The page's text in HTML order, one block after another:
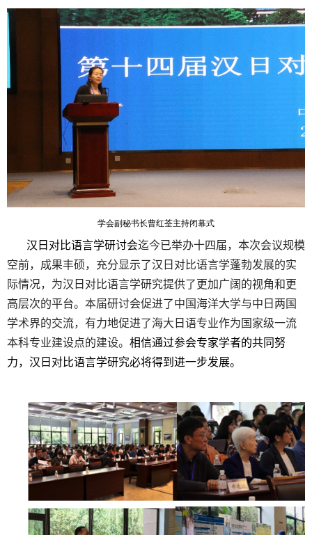
学会副秘书长曹红荃主持闭幕式
汉日对比语言学研讨会迄今已举办十四届，本次会议规模
空前，成果丰硕，充分显示了汉日对比语言学蓬勃发展的实
际情况，为汉日对比语言学研究提供了更加广阔的视角和更
高层次的平台。本届研讨会促进了中国海洋大学与中日两国
学术界的交流，有力地促进了海大日语专业作为国家级一流
本科专业建设点的建设。 相信通过参会专家学者的共同努
力，汉日对比语言学研究必将得到进一步发展。